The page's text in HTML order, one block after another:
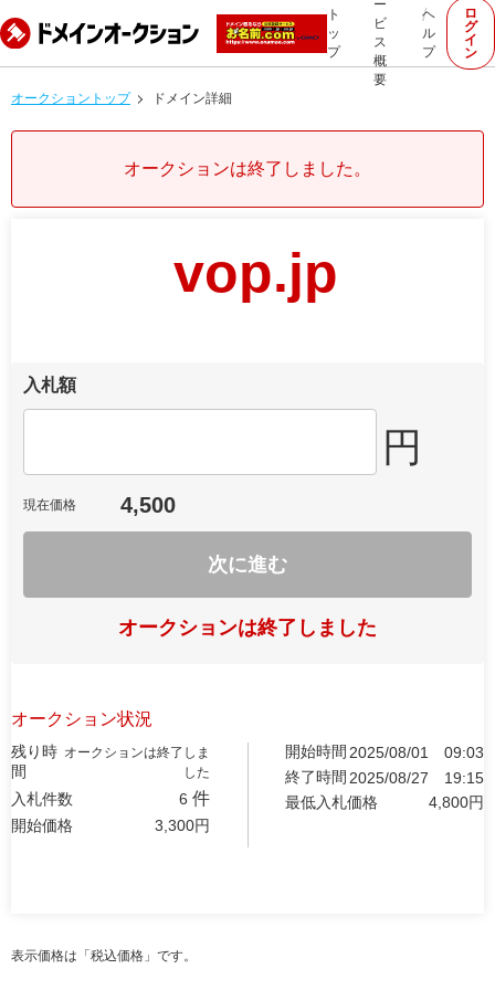
ト
ッ
プ
ー
ビ
ス
概
要
ヘ
ル
プ
ロ
グ
イ
ン
オークショントップ ドメイン詳細
オークションは終了しました。
vop.jp
入札額
円
現在価格 4,500
次に進む
オークションは終了しました
オークション状況
残り時
間
オークションは終了しま
した
入札件数 6 件
開始価格 3,300円
開始時間 2025/08/01
09:03
終了時間 2025/08/27
19:15
最低入札価格
4,800円
表示価格は「税込価格」です。